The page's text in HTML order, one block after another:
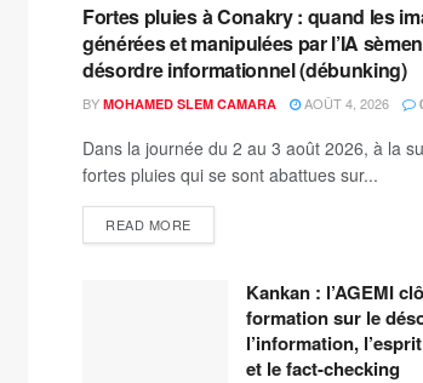
Fortes pluies à Conakry : quand les
générées et manipulées par l’IA
désordre informationnel (débunking)
BY MOHAMED SLEM CAMARA AOÛT 4, 2026
Dans la journée du 2 au 3 août 2026, à la
fortes pluies qui se sont abattues sur...
READ MORE
Kankan : l’AGEMI
formation sur le
l’information,
et le fact-checking